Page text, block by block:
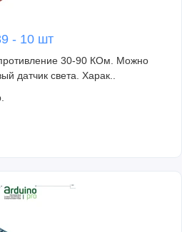
- 10 шт
30-90 КОм. Можно
датчик света. Харак..